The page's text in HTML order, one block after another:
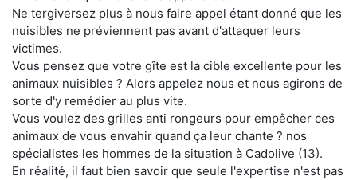
Ne tergiversez plus à nous faire appel étant donné que les
nuisibles ne préviennent pas avant d'attaquer leurs
victimes.
Vous pensez que votre gîte est la cible excellente pour les
animaux nuisibles ? Alors appelez nous et nous agirons de
sorte d'y remédier au plus vite.
Vous voulez des grilles anti rongeurs pour empêcher ces
animaux de vous envahir quand ça leur chante ? nos
spécialistes les hommes de la situation à Cadolive (13).
En réalité, il faut bien savoir que seule l'expertise n'est pas